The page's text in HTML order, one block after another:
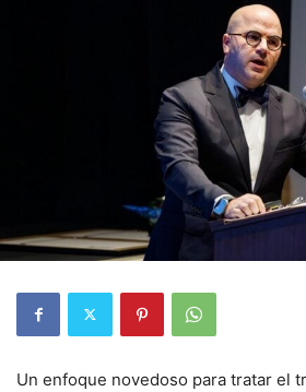
Un enfoque novedoso para tratar el